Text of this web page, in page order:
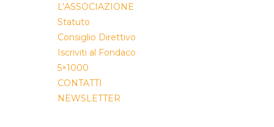
L’ASSOCIAZIONE
Statuto
Consiglio Direttivo
Iscriviti al Fondaco
5×1000
CONTATTI
NEWSLETTER